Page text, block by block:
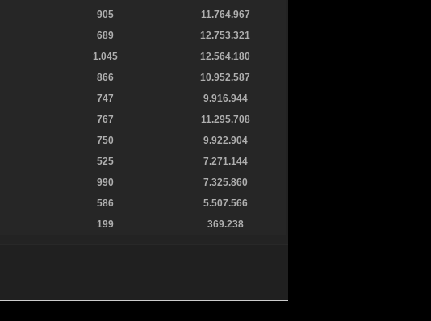
905
11.764.967
689
12.753.321
1.045
12.564.180
866
10.952.587
747
9.916.944
767
11.295.708
750
9.922.904
525
7.271.144
990
7.325.860
586
5.507.566
199 369.238